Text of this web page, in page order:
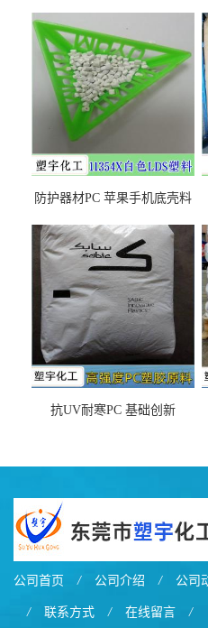
防护器材PC 苹果手机底壳料
之忧
抗UV耐寒PC 基础创新
公司首页 / 公司介绍 / 公司
/ 联系方式 / 在线留言 /